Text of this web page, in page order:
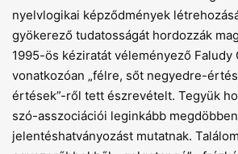
nyelvlogikai képződmények
gyökerező tudatosságát hordozzák
1995-ös kéziratát véleményező Faludy
vonatkozóan „félre, sőt negyedre-
értések”-ről tett észrevételt. Tegyük
szó-asszociációi leginkább
jelentéshatványozást mutatnak.